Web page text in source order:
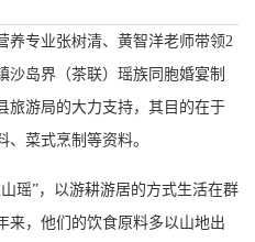
养专业张树清、黄智洋老师带领2
沙岛界（茶联）瑶族同胞婚宴制
旅游局的大力支持，其目的在于
菜式烹制等资料。
瑶”，以游耕游居的方式生活在群
来，他们的饮食原料多以山地出